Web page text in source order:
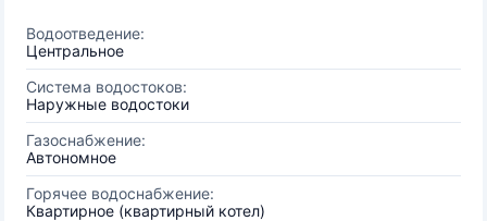
Водоотведение:
Центральное
Система водостоков:
Наружные водостоки
Газоснабжение:
Автономное
Горячее водоснабжение:
Квартирное (квартирный котел)